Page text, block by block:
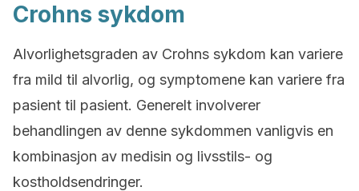
Crohns sykdom
Alvorlighetsgraden av Crohns sykdom kan variere
fra mild til alvorlig, og symptomene kan variere fra
pasient til pasient. Generelt involverer
behandlingen av denne sykdommen vanligvis en
kombinasjon av medisin og livsstils- og
kostholdsendringer.